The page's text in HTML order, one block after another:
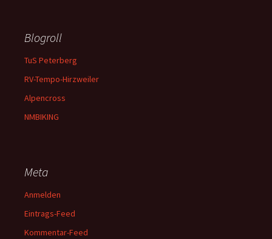
Blogroll
TuS Peterberg
RV-Tempo-Hirzweiler
Alpencross
NMBIKING
Meta
Anmelden
Eintrags-Feed
Kommentar-Feed